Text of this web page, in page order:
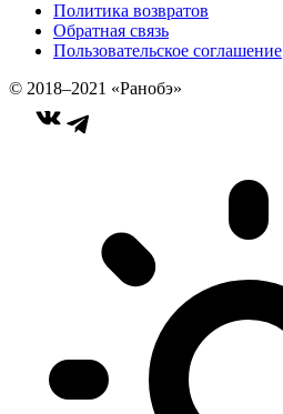
Политика возвратов
Обратная связь
Пользовательское соглашение
© 2018–2021 «Ранобэ»